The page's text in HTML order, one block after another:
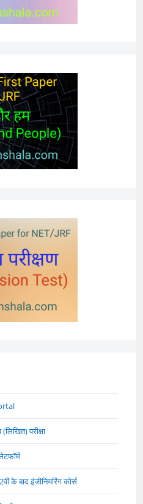
परीक्षा
के बाद इंजीनियरिंग कोर्स